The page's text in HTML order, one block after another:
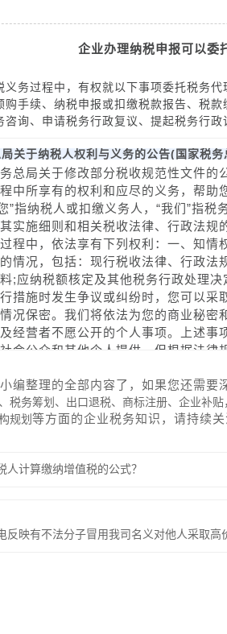
企业办理纳税申报可以委
程中，有权就以下事项委托税务代
购手续、纳税申报或扣缴税款报告、税
询、申请税务行政复议、提起税务行政
局关于纳税人权利与义务的公告(国家税
局关于修改部分税收规范性文件的
中所享有的权利和应尽的义务，帮
”指纳税人或扣缴义务人，“我们”指
实施细则和相关税收法律、行政法
程中，依法享有下列权利：一、知
情况，包括：现行税收法律、行政
;应纳税额核定及其他税务行政处理
措施时发生争议或纠纷时，您可以
况保密。我们将依法为您的商业秘
经营者不愿公开的个人事项。上述
会公众和其他个人提供。但根据法
税款或者故意刁难等，可以进行检举
申报方式选择权您可以直接到办税服
定采取邮寄、数据电文或者其他方式
语音、电子数据交换和网络传输等
收代缴税款报告表，应当在规定的
期办理申报、报送事项的，应当在
编整理的全部内容了，如果您还需要
税务筹划、出口退税、商标注册、企业补
规划 等方面的企业税务知识 ，请持续关
人计算缴纳增值税的公式？
反映有不法分子冒用我司名义对他人采取高